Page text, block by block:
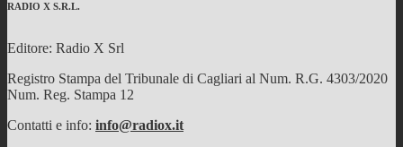
RADIO X S.R.L.
Editore: Radio X Srl
Registro Stampa del Tribunale di Cagliari al Num. R.G. 4303/2020
Num. Reg. Stampa 12
Contatti e info: info@radiox.it